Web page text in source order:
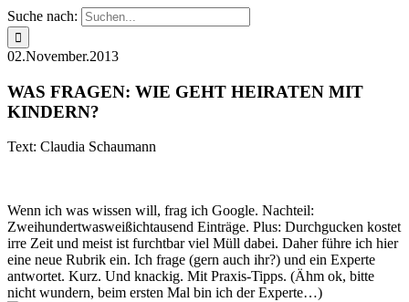
Suche nach:
02.November.2013
WAS FRAGEN: WIE GEHT HEIRATEN MIT
KINDERN?
Text: Claudia Schaumann
Wenn ich was wissen will, frag ich Google. Nachteil:
Zweihundertwasweißichtausend Einträge. Plus: Durchgucken kostet
irre Zeit und meist ist furchtbar viel Müll dabei. Daher führe ich hier
eine neue Rubrik ein. Ich frage (gern auch ihr?) und ein Experte
antwortet. Kurz. Und knackig. Mit Praxis-Tipps. (Ähm ok, bitte
nicht wundern, beim ersten Mal bin ich der Experte…)